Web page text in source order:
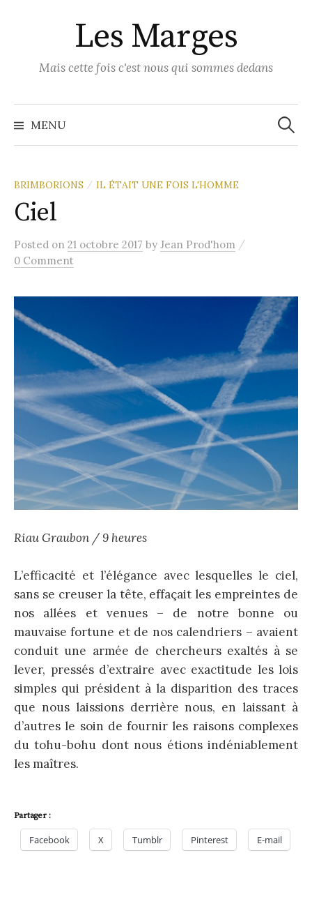
Les Marges
Mais cette fois c'est nous qui sommes dedans
MENU
BRIMBORIONS / IL ÉTAIT UNE FOIS L'HOMME
Ciel
Posted on 21 octobre 2017 by Jean Prod'hom /
0 Comment
Riau Graubon / 9 heures
L’efficacité et l’élégance avec lesquelles le ciel,
sans se creuser la tête, effaçait les empreintes de
nos allées et venues – de notre bonne ou
mauvaise fortune et de nos calendriers – avaient
conduit une armée de chercheurs exaltés à se
lever, pressés d’extraire avec exactitude les lois
simples qui président à la disparition des traces
que nous laissions derrière nous, en laissant à
d’autres le soin de fournir les raisons complexes
du tohu-bohu dont nous étions indéniablement
les maîtres.
Partager :
Facebook X Tumblr Pinterest E-mail